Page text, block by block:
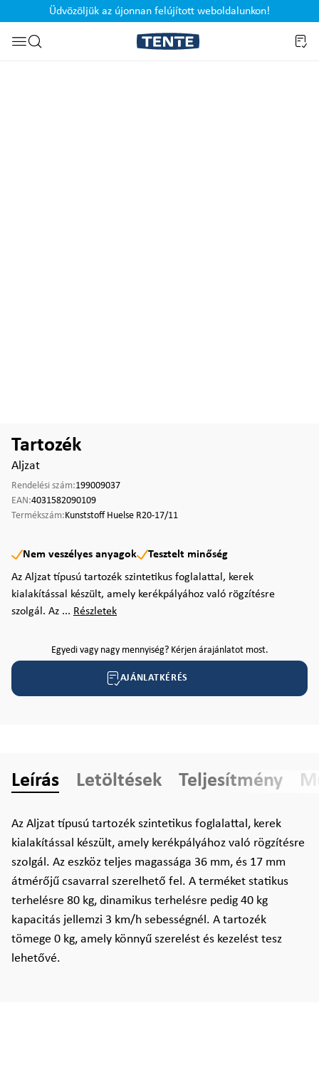
Ugrás a kereséshez
Üdvözöljük az újonnan felújított weboldalunkon!
Tartozék
Aljzat
Rendelési szám:199009037
EAN:4031582090109
Termékszám:Kunststoff Huelse R20-17/11
Nem veszélyes anyagok
Tesztelt minőség
Az Aljzat típusú tartozék szintetikus foglalattal, kerek
kialakítással készült, amely kerékpályához való rögzítésre
szolgál. Az ... Részletek
Egyedi vagy nagy mennyiség? Kérjen árajánlatot most.
AJÁNLATKÉRÉS
Leírás Letöltések Teljesítmény
Az Aljzat típusú tartozék szintetikus foglalattal, kerek
kialakítással készült, amely kerékpályához való rögzítésre
szolgál. Az eszköz teljes magassága 36 mm, és 17 mm
átmérőjű csavarral szerelhető fel. A terméket statikus
terhelésre 80 kg, dinamikus terhelésre pedig 40 kg
kapacitás jellemzi 3 km/h sebességnél. A tartozék
tömege 0 kg, amely könnyű szerelést és kezelést tesz
lehetővé.